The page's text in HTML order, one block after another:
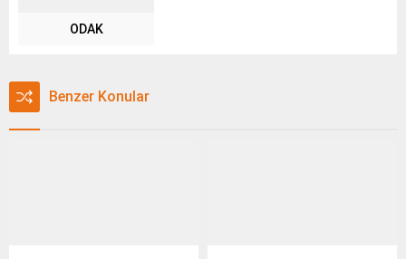
ODAK
Benzer Konular